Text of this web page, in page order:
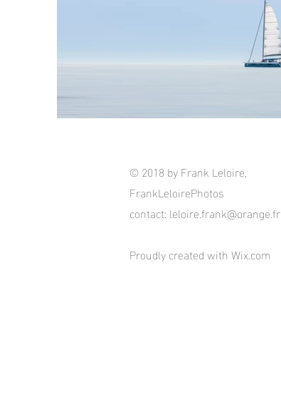
© 2018 by Frank Leloire,
FrankLeloirePhotos
contact: leloire.frank@orange.fr
Proudly created with Wix.com